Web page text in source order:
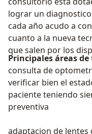
lograr un
cada año acudo a
cuanto a la nueva
que salen por los
Principales áreas
consulta de
verificar bien el
paciente teniendo
preventiva
adaptacion de lentes